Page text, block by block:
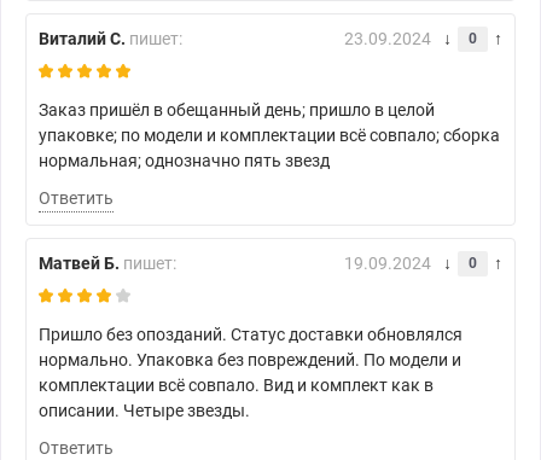
Виталий С. пишет: 23.09.2024 0
Заказ пришёл в обещанный день; пришло в целой
упаковке; по модели и комплектации всё совпало; сборка
нормальная; однозначно пять звезд
Ответить
Матвей Б. пишет: 19.09.2024 0
Пришло без опозданий. Статус доставки обновлялся
нормально. Упаковка без повреждений. По модели и
комплектации всё совпало. Вид и комплект как в
описании. Четыре звезды.
Ответить